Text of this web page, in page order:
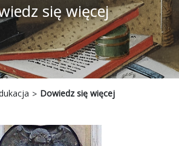
się więcej
Dowiedz się więcej